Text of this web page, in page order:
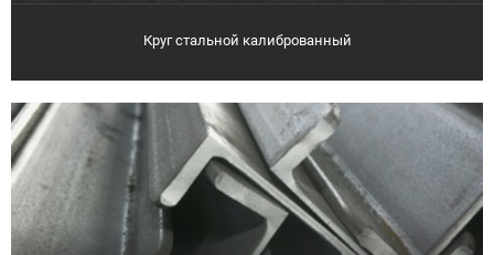
Круг стальной калиброванный